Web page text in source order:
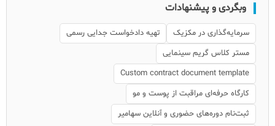
وبگردی و پیشنهادات
سرمایه‌گذاری در مکزیک
تهیه دادخواست جدایی رسمی
مستر کلاس گریم سینمایی
Custom contract document template
کارگاه حرفه‌ای مراقبت از پوست و مو
ثبت‌نام دوره‌های حضوری و آنلاین سهامیر